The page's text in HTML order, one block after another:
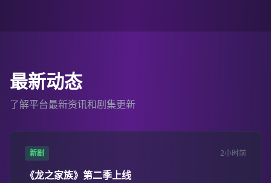
最新动态
了解平台最新资讯和剧集更新
新剧 2小时前
《龙之家族》第二季上线